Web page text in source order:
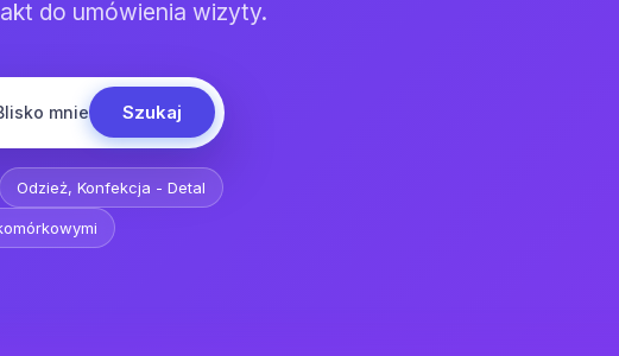
do umówienia wizyty.
mnie Szukaj
Odzież, Konfekcja - Detal